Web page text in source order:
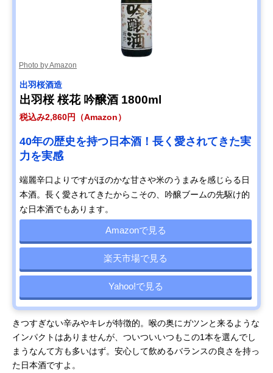
Photo by Amazon
出羽桜酒造
出羽桜 桜花 吟醸酒 1800ml
税込み2,860円（Amazon）
40年の歴史を持つ日本酒！長く愛されてきた実
力を実感
端麗辛口よりですがほのかな甘さや米のうまみを感じらる日
本酒。長く愛されてきたからこその、吟醸ブームの先駆け的
な日本酒でもあります。
Amazonで見る
楽天市場で見る
Yahoo!で見る
きつすぎない辛みやキレが特徴的。喉の奥にガツンと来るような
インパクトはありませんが、ついついいつもこの1本を選んでし
まうなんて方も多いはず。安心して飲めるバランスの良さを持っ
た日本酒ですよ。